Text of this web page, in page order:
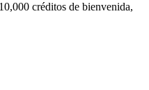
créditos de bienvenida,